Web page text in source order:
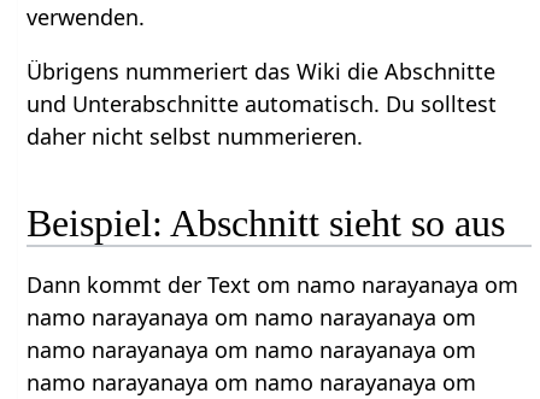
verwenden.
Übrigens nummeriert das Wiki die Abschnitte
und Unterabschnitte automatisch. Du solltest
daher nicht selbst nummerieren.
Beispiel: Abschnitt sieht so aus
Dann kommt der Text om namo narayanaya om
namo narayanaya om namo narayanaya om
namo narayanaya om namo narayanaya om
namo narayanaya om namo narayanaya om